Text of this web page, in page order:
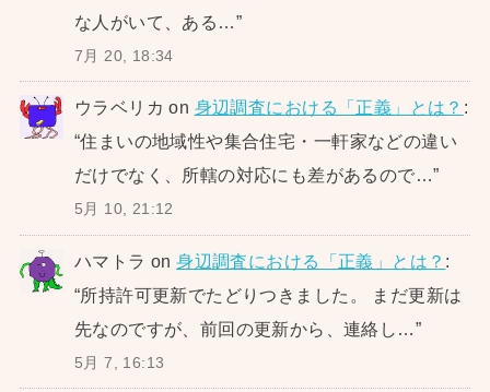
な人がいて、ある…”
7月 20, 18:34
ウラベリカ on 身辺調査における「正義」とは？ :
“住まいの地域性や集合住宅・一軒家などの違い
だけでなく、所轄の対応にも差があるので…”
5月 10, 21:12
ハマトラ on身辺調査における「正義」とは？ :
“所持許可更新でたどりつきました。 まだ更新は
先なのですが、前回の更新から、連絡し…”
5月 7, 16:13